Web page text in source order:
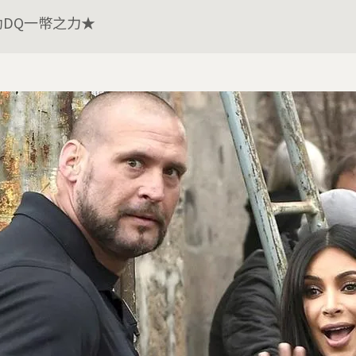
一幣之力★